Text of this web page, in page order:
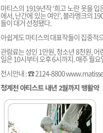
마티스의 1919년작 ‘희고 노란 옷을 입
에서, 난간에 있는 여인’, 블라멩크의
들이 대거 선정됐다.
아쉽게도 마티스의 대표작들이 집중적
관람료는 성인 1만원, 청소년 8천원,
일은 10시부터 오후 6시까지. 매주 월
전시안내 : ☎ 2124-8800
청계천 아티스트 내년 2월까지 맹활약